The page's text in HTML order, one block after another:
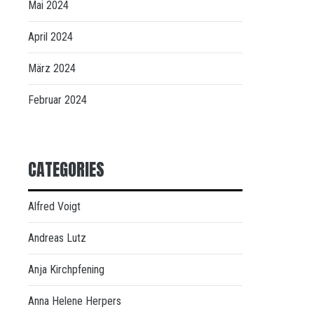
Mai 2024
April 2024
März 2024
Februar 2024
CATEGORIES
Alfred Voigt
Andreas Lutz
Anja Kirchpfening
Anna Helene Herpers